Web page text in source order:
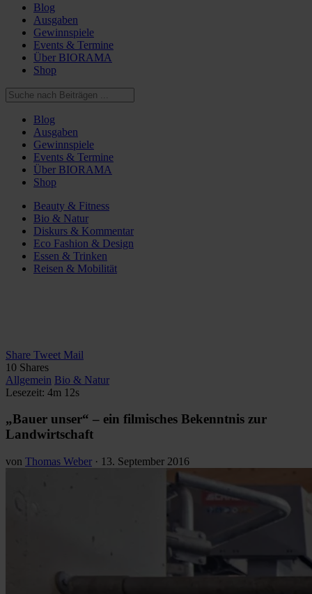
Blog
Ausgaben
Gewinnspiele
Events & Termine
Über BIORAMA
Shop
Blog
Ausgaben
Gewinnspiele
Events & Termine
Über BIORAMA
Shop
Beauty & Fitness
Bio & Natur
Diskurs & Kommentar
Eco Fashion & Design
Essen & Trinken
Reisen & Mobilität
Share Tweet Mail
10 Shares
Allgemein Bio & Natur
Lesezeit: 4m 12s
„Bauer unser“ – ein filmisches Bekenntnis zur
Landwirtschaft
von Thomas Weber · 13. September 2016